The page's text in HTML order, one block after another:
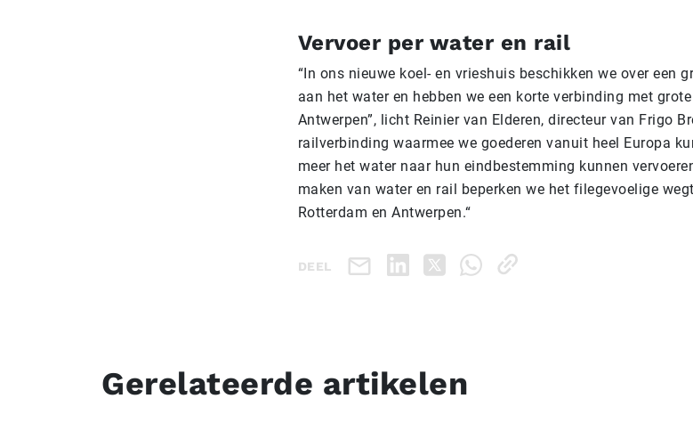
Vervoer per water en rail
“In ons nieuwe koel- en vrieshuis beschikken we over een
aan het water en hebben we een korte verbinding met
Antwerpen”, licht Reinier van Elderen, directeur van Frigo
railverbinding waarmee we goederen vanuit heel Europa
meer het water naar hun eindbestemming kunnen
maken van water en rail beperken we het filegevoelige
Rotterdam en Antwerpen.“
DEEL
Gerelateerde artikelen